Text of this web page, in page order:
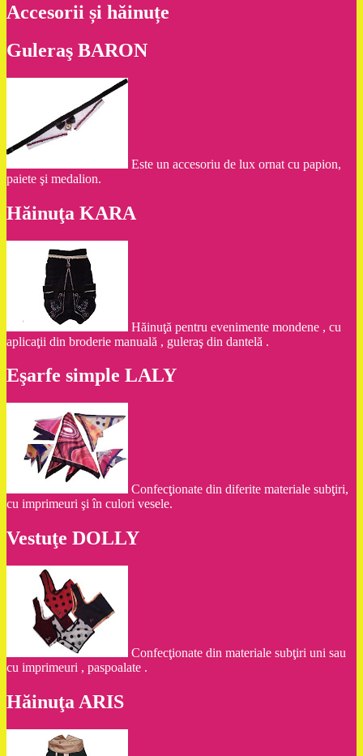
Accesorii și hăinuțe
Guleraş BARON
Este un accesoriu de lux ornat cu papion,
paiete şi medalion.
Hăinuţa KARA
Hăinuţă pentru evenimente mondene , cu
aplicaţii din broderie manuală , guleraş din dantelă .
Eşarfe simple LALY
Confecţionate din diferite materiale subţiri,
cu imprimeuri şi în culori vesele.
Vestuţe DOLLY
Confecţionate din materiale subţiri uni sau
cu imprimeuri , paspoalate .
Hăinuţa ARIS